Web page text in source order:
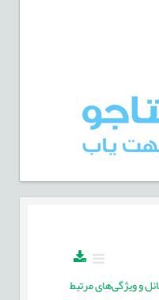
و ویژگی‌های مرتبط